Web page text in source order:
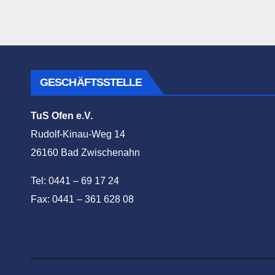
GESCHÄFTSSTELLE
TuS Ofen e.V.
Rudolf-Kinau-Weg 14
26160 Bad Zwischenahn
Tel: 0441 – 69 17 24
Fax: 0441 – 361 628 08